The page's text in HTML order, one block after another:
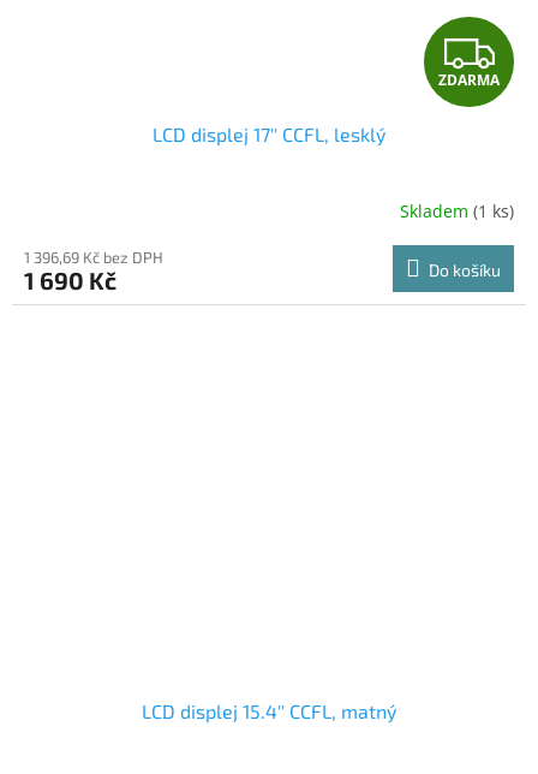
Z
D
R
M
A
ZDARMA
LCD displej 17'' CCFL, lesklý
Skladem (1 ks)
1 396,69 Kč bez DPH
1 690 Kč Do košíku
LCD displej 15.4'' CCFL, matný